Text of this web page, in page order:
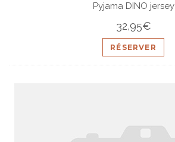
Pyjama DINO jersey
32,95€
RÉSERVER